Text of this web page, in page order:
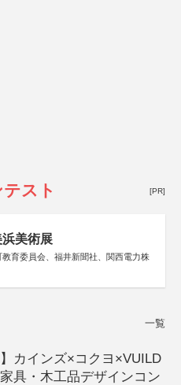
スト [PR]
美術展
育委員会、福井新聞社、関西電力株
一覧
】カインズ×コクヨ×VUILD
具・木工品デザインコン